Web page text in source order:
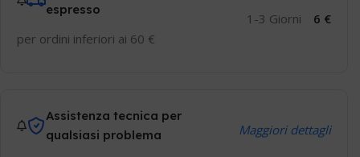
espresso
per ordini inferiori ai 60 €
1-3 Giorni 6 €
Assistenza tecnica per
qualsiasi problema
Maggiori dettagli